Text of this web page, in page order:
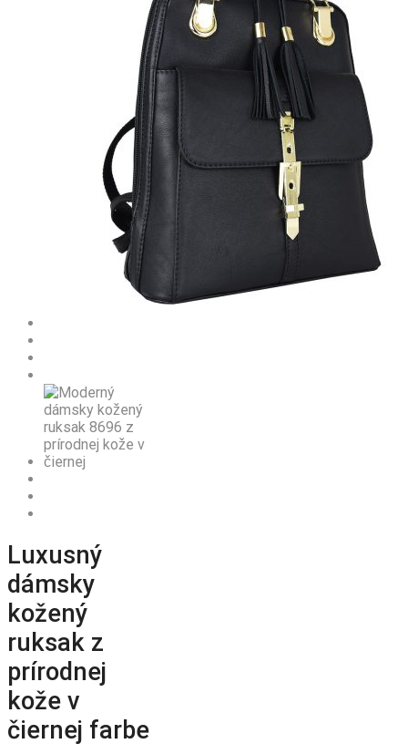
Luxusný
dámsky
kožený
ruksak z
prírodnej
kože v
čiernej farbe